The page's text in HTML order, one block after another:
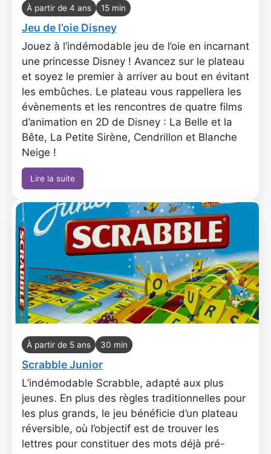
À partir de 4 ans 15 min
Jeu de l’oie Disney
Jouez à l’indémodable jeu de l’oie en incarnant
une princesse Disney ! Avancez sur le plateau
et soyez le premier à arriver au bout en évitant
les embûches. Le plateau vous rappellera les
évènements et les rencontres de quatre films
d’animation en 2D de Disney : La Belle et la
Bête, La Petite Sirène, Cendrillon et Blanche
Neige !
Lire la suite
À partir de 5 ans 30 min
Scrabble Junior
L’indémodable Scrabble, adapté aux plus
jeunes. En plus des règles traditionnelles pour
les plus grands, le jeu bénéficie d’un plateau
réversible, où l’objectif est de trouver les
lettres pour constituer des mots déjà pré-